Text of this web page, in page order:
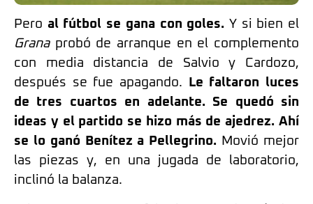
Pero al fútbol se gana con goles. Y si bien el
Granaprobó de arranque en el complemento
con media distancia de Salvio y Cardozo,
después se fue apagando.
Le faltaron luces
de tres cuartos en adelante. Se quedó sin
ideas y el partido se hizo más de ajedrez. Ahí
se lo ganó Benítez a Pellegrino. Movió mejor
las piezas y, en una jugada de laboratorio,
inclinó la balanza.